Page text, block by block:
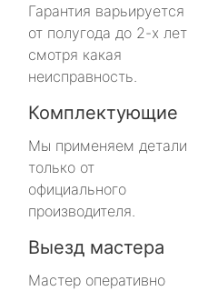
Гарантия варьируется
от полугода до 2-х лет
смотря какая
неисправность.
Комплектующие
Мы применяем детали
только от
официального
производителя.
Выезд мастера
Мастер оперативно